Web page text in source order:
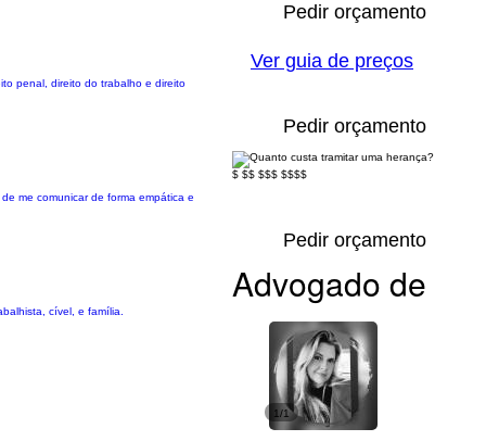
penal, direito do trabalho e direito
Pedir orçamento
me comunicar de forma empática e
Pedir orçamento
cível, e família.
Pedir orçamento
1/1
Ver guia de preços
$ $$ $$$ $$$$
Advogado de